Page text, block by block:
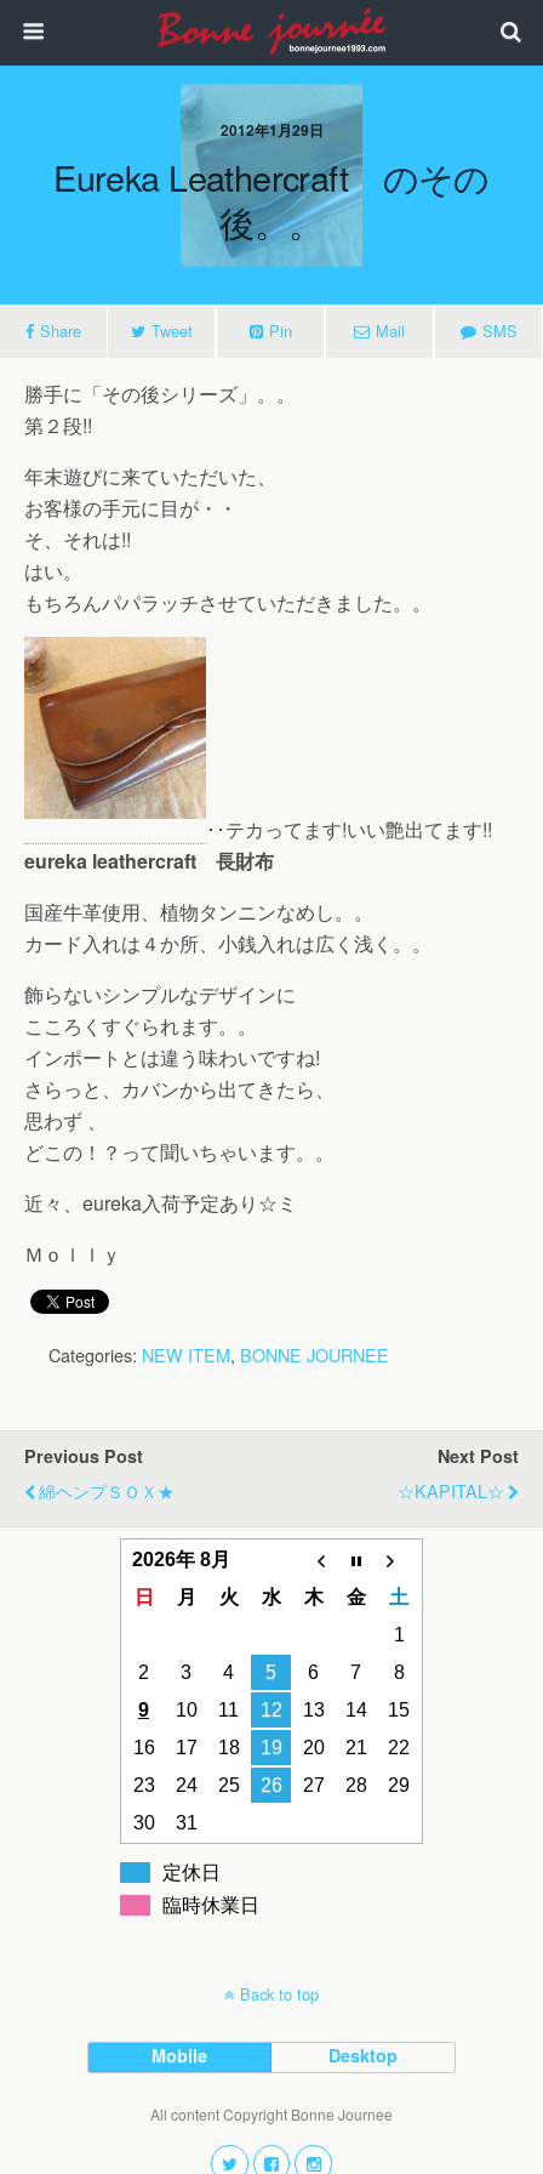
2012年1月29日
Eureka Leathercraft のその
後。。
Share Tweet Pin Mail SMS
勝手に「その後シリーズ」。。
第２段!!
年末遊びに来ていただいた、
お客様の手元に目が・・
そ、それは!!
はい。
もちろんパパラッチさせていただきました。。
･･テカってます!いい艶出てます!!
eureka leathercraft 長財布
国産牛革使用、植物タンニンなめし。。
カード入れは４か所、小銭入れは広く浅く。。
飾らないシンプルなデザインに
こころくすぐられます。。
インポートとは違う味わいですね!
さらっと、カバンから出てきたら、
思わず 、
どこの！？って聞いちゃいます。。
近々、eureka入荷予定あり☆ミ
Ｍｏｌｌｙ
Categories: NEW ITEM, BONNE JOURNEE
Previous Post
綿ヘンプＳＯＸ★
Next Post
☆KAPITAL☆
2026年 8月
日
月 火 水 木 金
土
1
2
3 4 5 6 7
8
9
10 11 12 13 14
15
16
17 18 19 20 21
22
23
24 25 26 27 28
29
30
31
定休日
臨時休業日
Back to top
Mobile Desktop
All content Copyright Bonne Journee